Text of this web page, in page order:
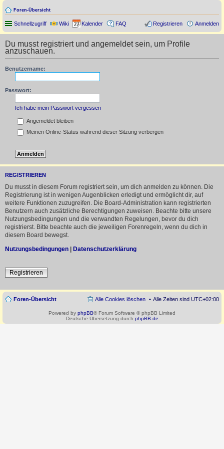
Foren-Übersicht
Schnellzugriff Wiki Kalender FAQ Anmelden
Registrieren
Du musst registriert und angemeldet sein, um Profile
anzuschauen.
Benutzername:
Passwort:
Ich habe mein Passwort vergessen
Angemeldet bleiben
Meinen Online-Status während dieser Sitzung verbergen
REGISTRIEREN
Du musst in diesem Forum registriert sein, um dich anmelden zu können. Die
Registrierung ist in wenigen Augenblicken erledigt und ermöglicht dir, auf
weitere Funktionen zuzugreifen. Die Board-Administration kann registrierten
Benutzern auch zusätzliche Berechtigungen zuweisen. Beachte bitte unsere
Nutzungsbedingungen und die verwandten Regelungen, bevor du dich
registrierst. Bitte beachte auch die jeweiligen Forenregeln, wenn du dich in
diesem Board bewegst.
Nutzungsbedingungen | Datenschutzerklärung
Registrieren
Foren-Übersicht Alle Zeiten sind UTC+02:00
Alle Cookies löschen
Powered by phpBB® Forum Software © phpBB Limited
Deutsche Übersetzung durch phpBB.de